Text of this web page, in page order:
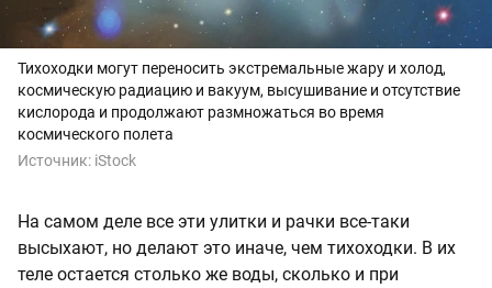
Тихоходки могут переносить экстремальные жару и холод,
космическую радиацию и вакуум, высушивание и отсутствие
кислорода и продолжают размножаться во время
космического полета
Источник: iStock
На самом деле все эти улитки и рачки все-таки
высыхают, но делают это иначе, чем тихоходки. В их
теле остается столько же воды, сколько и при